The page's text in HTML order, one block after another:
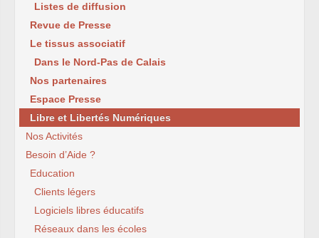
Listes de diffusion
Revue de Presse
Le tissus associatif
Dans le Nord-Pas de Calais
Nos partenaires
Espace Presse
Libre et Libertés Numériques
Nos Activités
Besoin d’Aide ?
Education
Clients légers
Logiciels libres éducatifs
Réseaux dans les écoles